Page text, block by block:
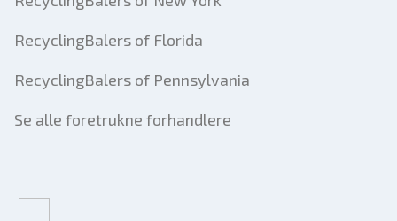
RecyclingBalers of Florida
RecyclingBalers of Pennsylvania
Se alle foretrukne forhandlere